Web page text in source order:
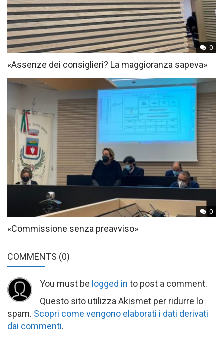
0
«Assenze dei consiglieri? La maggioranza sapeva»
0
«Commissione senza preavviso»
COMMENTS (0)
You must be logged in to post a comment.
Questo sito utilizza Akismet per ridurre lo
spam. Scopri come vengono elaborati i dati derivati
dai commenti.